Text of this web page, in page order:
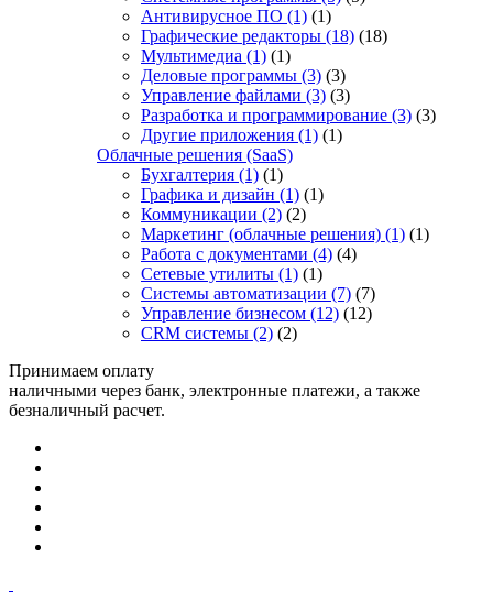
Антивирусное ПО (1) (1)
Графические редакторы (18) (18)
Мультимедиа (1) (1)
Деловые программы (3) (3)
Управление файлами (3) (3)
Разработка и программирование (3) (3)
Другие приложения (1) (1)
Облачные решения (SaaS)
Бухгалтерия (1) (1)
Графика и дизайн (1) (1)
Коммуникации (2) (2)
Маркетинг (облачные решения) (1) (1)
Работа с документами (4) (4)
Сетевые утилиты (1) (1)
Системы автоматизации (7) (7)
Управление бизнесом (12) (12)
CRM системы (2) (2)
Принимаем оплату
наличными через банк, электронные платежи, а также
безналичный расчет.